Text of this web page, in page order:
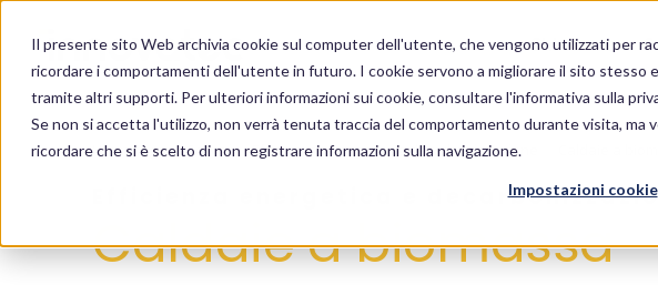
Il presente sito Web archivia cookie sul computer dell'utente, che vengono utilizzati per
ricordare i comportamenti dell'utente in futuro. I cookie servono a migliorare il sito stesso
tramite altri supporti. Per ulteriori informazioni sui cookie, consultare l'informativa sulla
Se non si accetta l'utilizzo, non verrà tenuta traccia del comportamento durante visita, ma
ricordare che si è scelto di non registrare informazioni sulla navigazione.
Impostazioni cookie
Chi siamo
Homepage Servizi Efficienza energetica e decarbonizzazione
Efficienza energetica e
Caldaie a biomassa